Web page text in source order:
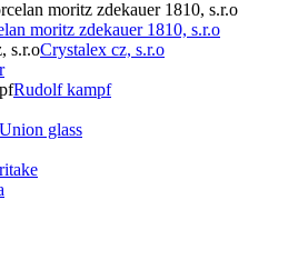
moritz zdekauer 1810, s.r.o
Crystalex cz, s.r.o
Rudolf kampf
Union glass